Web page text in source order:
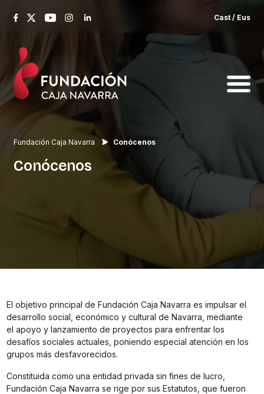
Cast / Eus
Fundación Caja Navarra Conócenos
Conócenos
El objetivo principal de Fundación Caja Navarra es impulsar el
desarrollo social, económico y cultural de Navarra, mediante
el apoyo y lanzamiento de proyectos para enfrentar los
desafíos sociales actuales, poniendo especial atención en los
grupos más desfavorecidos.
Constituida como una entidad privada sin fines de lucro,
Fundación Caja Navarra se rige por susEstatutos , que fueron